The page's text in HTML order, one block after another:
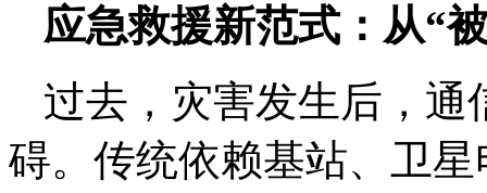
应急救援新范式：从“
过去，灾害发生后，通
碍。传统依赖基站、卫